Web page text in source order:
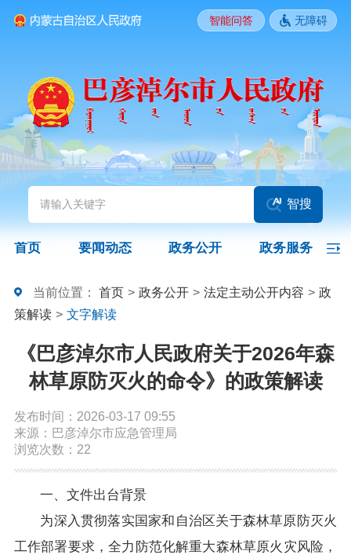
头条 国务院信息 自治区信息
政务动态 旗县区动态
图片新闻
政务公开
依申请公开
政务服务
特色服务专区 惠企政策精准服务 网上中介服务超市
便民应用 便民热线 基础清单
智能问答 无障碍
智搜
首页 要闻动态 政务公开 政务服务
当前位置： 首页 > 政务公开 > 法定主动公开内容 > 政
策解读 > 文字解读
《巴彦淖尔市人民政府关于2026年森
林草原防灭火的命令》的政策解读
发布时间：2026-03-17 09:55
来源：巴彦淖尔市应急管理局
浏览次数：22
一、文件出台背景
为深入贯彻落实国家和自治区关于森林草原防灭火
工作部署要求，全力防范化解重大森林草原火灾风险，